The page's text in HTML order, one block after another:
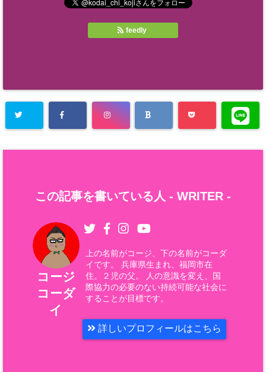
feedly
この記事を書いている人 - WRITER -
コージ
コーダ
イ
上の名前がコージ、下の名前がコーダ
イです。 兵庫県生まれ、福岡市在
住。２児の父。 人の意識を変え、国
際協力の必要のない持続可能な社会に
することが目標です。
詳しいプロフィールはこちら